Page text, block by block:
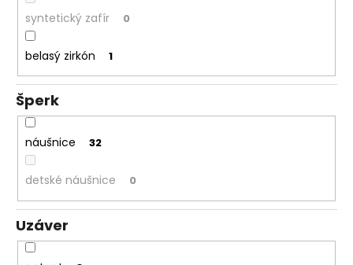
syntetický zafír 0
belasý zirkón 1
Šperk
náušnice 32
detské náušnice 0
Uzáver